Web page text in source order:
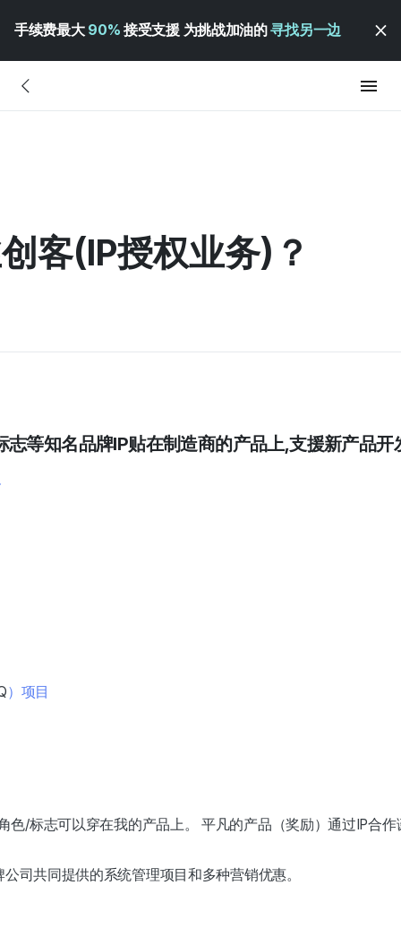
手续费最大 90% 接受支援 为挑战加油的寻找另一边
客(IP授权业务)？
志等知名品牌IP贴在制造商的产品上,支援新产品开
）项目
色/标志可以穿在我的产品上。 平凡的产品（奖励）通过IP合
司共同提供的系统管理项目和多种营销优惠。